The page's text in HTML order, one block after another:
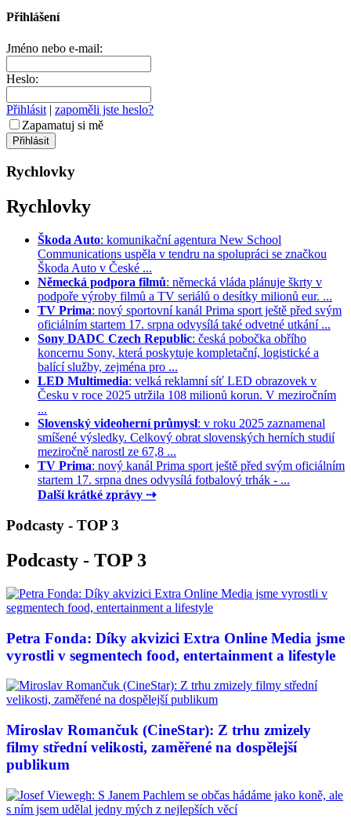
Přihlášení
Jméno nebo e-mail:
Heslo:
Přihlásit | zapoměli jste heslo?
Zapamatuj si mě
Rychlovky
Rychlovky
Škoda Auto: komunikační agentura New School
Communications uspěla v tendru na spolupráci se značkou
Škoda Auto v České ...
Německá podpora filmů: německá vláda plánuje škrty v
podpoře výroby filmů a TV seriálů o desítky milionů eur. ...
TV Prima: nový sportovní kanál Prima sport ještě před svým
oficiálním startem 17. srpna odvysílá také odvetné utkání ...
Sony DADC Czech Republic: česká pobočka obřího
koncernu Sony, která poskytuje kompletační, logistické a
balící služby, zejména pro ...
LED Multimedia: velká reklamní síť LED obrazovek v
Česku v roce 2025 utržila 108 milionů korun. V meziročním
...
Slovenský videoherní průmysl: v roku 2025 zaznamenal
smíšené výsledky. Celkový obrat slovenských herních studií
meziročně narostl ze 67,8 ...
TV Prima: nový kanál Prima sport ještě před svým oficiálním
startem 17. srpna dnes odvysílá fotbalový trhák - ...
Další krátké zprávy ⇢
Podcasty - TOP 3
Podcasty - TOP 3
Petra Fonda: Díky akvizici Extra Online Media jsme
vyrostli v segmentech food, entertainment a lifestyle
Miroslav Romančuk (CineStar): Z trhu zmizely
filmy střední velikosti, zaměřené na dospělejší
publikum